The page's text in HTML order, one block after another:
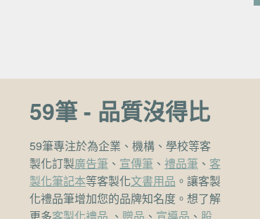
59筆 - 品質沒得比
59筆專注於為企業、機構、學校等客
製化訂製廣告筆、 宣傳筆、 禮品筆、 客
製化筆記本等客製化文書用品 。讓客製
化禮品筆增加您的品牌知名度。想了解
更多客製化禮品 、 贈品 、 宣導品 、 股